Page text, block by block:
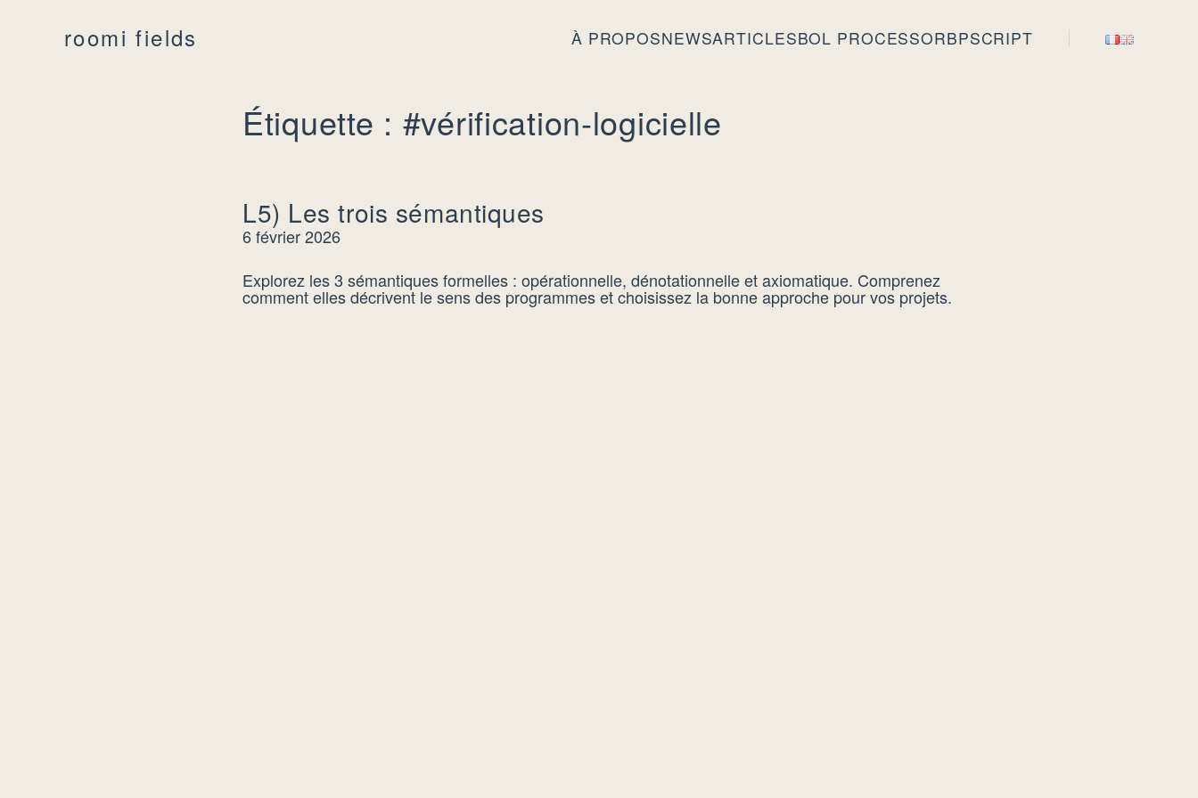
roomi fields À PROPOSNEWSARTICLESBOL PROCESSORBPSCRIPT
Étiquette : #vérification-logicielle
L5) Les trois sémantiques
6 février 2026
Explorez les 3 sémantiques formelles : opérationnelle, dénotationnelle et axiomatique. Comprenez
comment elles décrivent le sens des programmes et choisissez la bonne approche pour vos projets.